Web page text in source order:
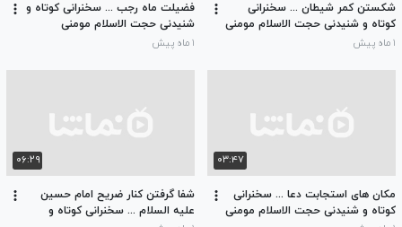
شکستن کمر شیطان ... سخنرانی
کوتاه و شنیدنی حجت الاسلام مومنی
۱ ماه پیش
فضیلت ماه رجب ... سخنرانی کوتاه و
شنیدنی حجت الاسلام مومنی
۱ ماه پیش
۰۳:۴۷
مکان های استجابت دعا ... سخنرانی
کوتاه و شنیدنی حجت الاسلام مومنی
۰۶:۲۹
شفا گرفتن کنار ضریح امام حسین
علیه السلام ... سخنرانی کوتاه و